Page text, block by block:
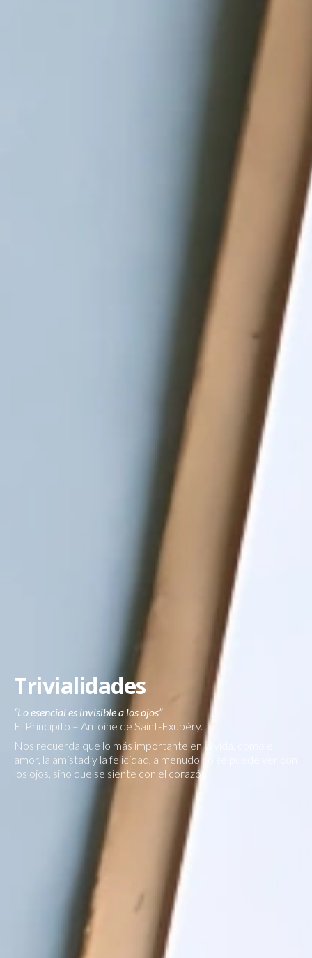
Trivialidades
“Lo esencial es invisible a los ojos”
El Principito – Antoine de Saint-Exupéry.
Nos recuerda que lo más importante en la vida, como el
amor, la amistad y la felicidad, a menudo no se puede ver con
los ojos, sino que se siente con el corazón.